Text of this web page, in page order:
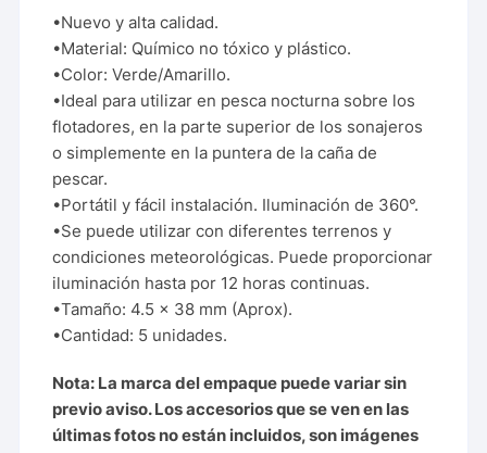
•Nuevo y alta calidad.
•Material: Químico no tóxico y plástico.
•Color: Verde/Amarillo.
•Ideal para utilizar en pesca nocturna sobre los
flotadores, en la parte superior de los sonajeros
o simplemente en la puntera de la caña de
pescar.
•Portátil y fácil instalación. Iluminación de 360°.
•Se puede utilizar con diferentes terrenos y
condiciones meteorológicas. Puede proporcionar
iluminación hasta por 12 horas continuas.
•Tamaño: 4.5 x 38 mm (Aprox).
•Cantidad: 5 unidades.
Nota: La marca del empaque puede variar sin
previo aviso.Los accesorios que se ven en las
últimas fotos no están incluidos, son imágenes